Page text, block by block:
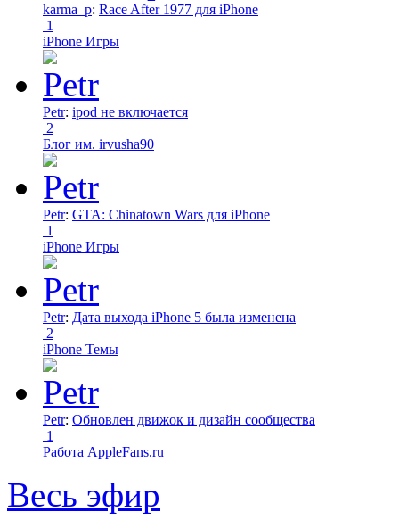
karma_p: Race After 1977 для iPhone
1
iPhone Игры
Petr: ipod не включается
2
Блог им. irvusha90
Petr: GTA: Chinatown Wars для iPhone
1
iPhone Игры
Petr: Дата выхода iPhone 5 была изменена
2
iPhone Темы
Petr: Обновлен движок и дизайн сообщества
1
Работа AppleFans.ru
Весь эфир